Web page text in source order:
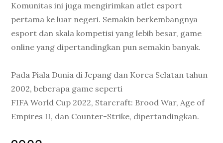
Komunitas ini juga mengirimkan atlet esport
pertama ke luar negeri. Semakin berkembangnya
esport dan skala kompetisi yang lebih besar, game
online yang dipertandingkan pun semakin banyak.
Pada Piala Dunia di Jepang dan Korea Selatan tahun
2002, beberapa game seperti
FIFA World Cup 2022, Starcraft: Brood War, Age of
Empires II, dan Counter-Strike, dipertandingkan.